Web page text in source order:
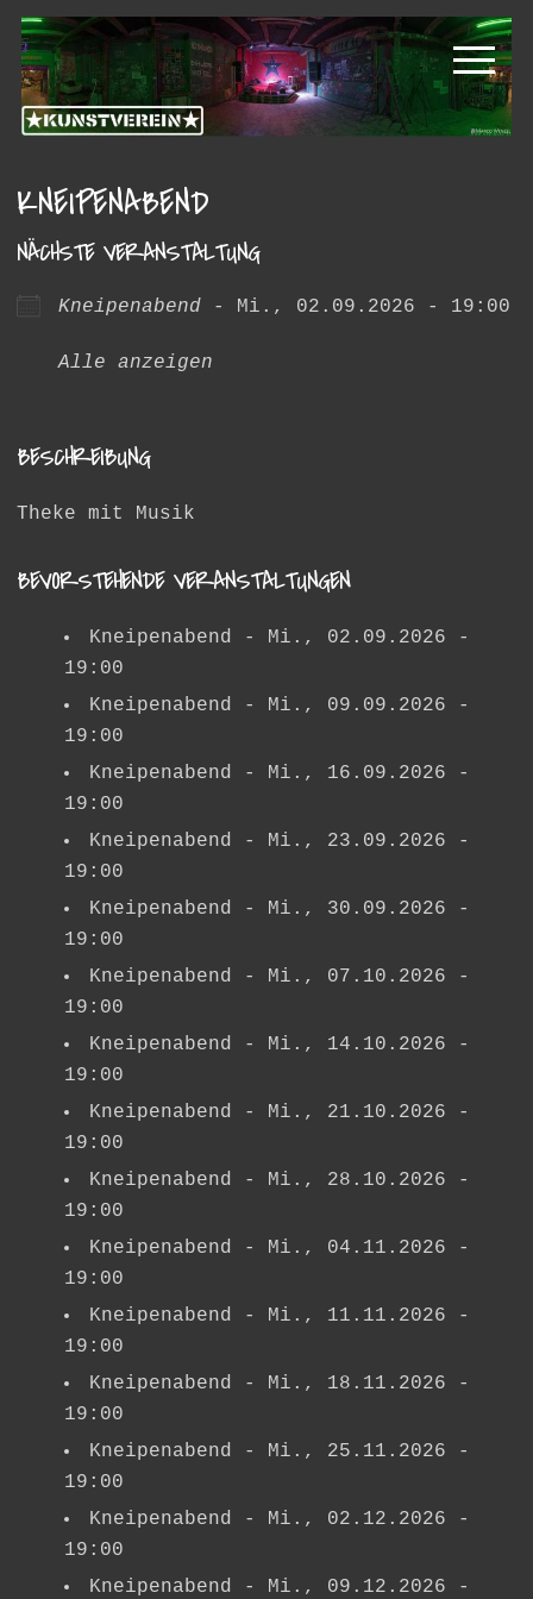
Zur
Hauptnavigation
springen
Zum
Inhalt
springen
Kunstverein
Hintere
Cramergasse
KNEIPENABEND
NÄCHSTE VERANSTALTUNG
Kneipenabend- Mi., 02.09.2026 - 19:00
Alle anzeigen
BESCHREIBUNG
Theke mit Musik
BEVORSTEHENDE VERANSTALTUNGEN
Kneipenabend
- Mi., 02.09.2026 -
19:00
Kneipenabend
- Mi., 09.09.2026 -
19:00
Kneipenabend
- Mi., 16.09.2026 -
19:00
Kneipenabend
- Mi., 23.09.2026 -
19:00
Kneipenabend
- Mi., 30.09.2026 -
19:00
Kneipenabend
- Mi., 07.10.2026 -
19:00
Kneipenabend
- Mi., 14.10.2026 -
19:00
Kneipenabend
- Mi., 21.10.2026 -
19:00
Kneipenabend
- Mi., 28.10.2026 -
19:00
Kneipenabend
- Mi., 04.11.2026 -
19:00
Kneipenabend
- Mi., 11.11.2026 -
19:00
Kneipenabend
- Mi., 18.11.2026 -
19:00
Kneipenabend
- Mi., 25.11.2026 -
19:00
Kneipenabend
- Mi., 02.12.2026 -
19:00
Kneipenabend
- Mi., 09.12.2026 -